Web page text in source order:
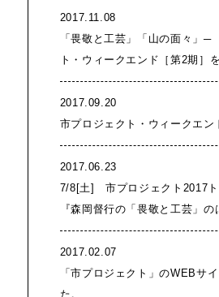
2017.11.08
「畏敬と工芸」「山の面々」
ト・ウィークエンド［第2期］
2017.09.20
市プロジェクト・ウィークエ
2017.06.23
7/8[土] 市プロジェクト2017ト
『森岡督行の「畏敬と工芸」
2017.02.07
「市プロジェクト」のWEBサ
た。